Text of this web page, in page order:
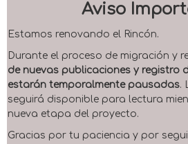
Aviso
Estamos renovando el Rincón.
Durante el proceso de migración y
de nuevas publicaciones y registro
estarán temporalmente pausadas.
seguirá disponible para lectura
nueva etapa del proyecto.
Gracias por tu paciencia y por